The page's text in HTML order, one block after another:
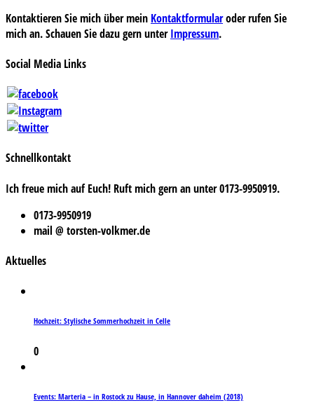
Kontaktieren Sie mich über mein Kontaktformularoder rufen Sie
mich an. Schauen Sie dazu gern unterImpressum.
Social Media Links
Schnellkontakt
Ich freue mich auf Euch! Ruft mich gern an unter 0173-9950919.
0173-9950919
mail @ torsten-volkmer.de
Aktuelles
Hochzeit: Stylische Sommerhochzeit in Celle
0
Events: Marteria – in Rostock zu Hause, in Hannover daheim (2018)